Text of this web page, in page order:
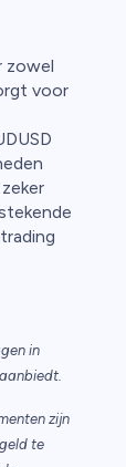
zowel
voor
in
zijn
te